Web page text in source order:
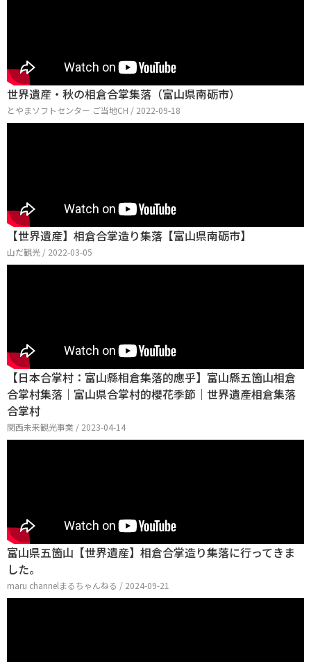
世界遺産・秋の相倉合掌集落（富山県南砺市）
とやまソフトセンター ご当地CH / 2022-09-18
【世界遺産】相倉合掌造り集落【富山県南砺市】
山だ観光 / 2022-03-05
【日本合掌村：富山縣相倉集落的應乎】富山縣五箇山相倉
合掌村集落｜富山県合掌村的櫻花季節｜世界遺產相倉集落
合掌村
関西未来観光事業 / 2023-04-14
富山県五箇山【世界遺産】相倉合掌造り集落に行ってきま
した。
maru channelまるちゃんねる / 2024-09-21